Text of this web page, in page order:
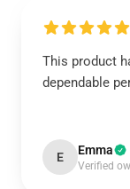
This product
dependable
E Emma
Verified